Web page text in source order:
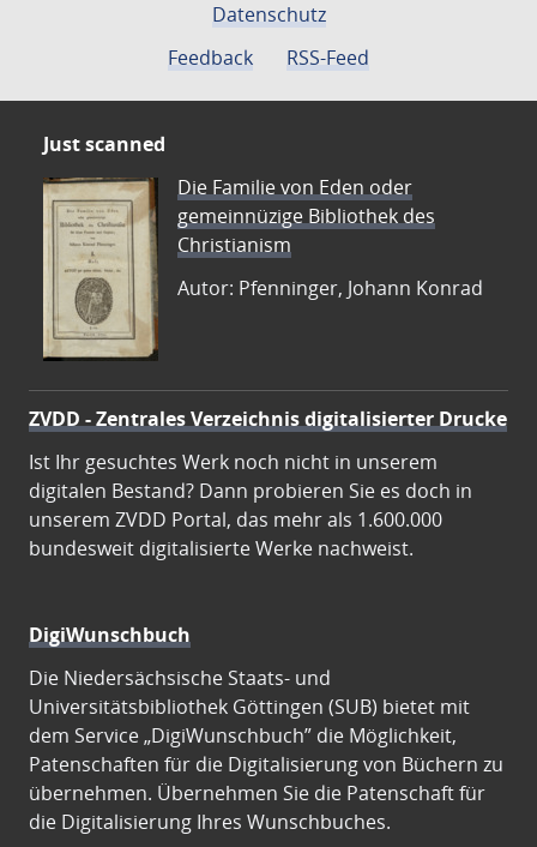
Datenschutz
Feedback
RSS-Feed
Just scanned
Die Familie von Eden oder
gemeinnüzige Bibliothek des
Christianism
Autor: Pfenninger, Johann Konrad
ZVDD - Zentrales Verzeichnis digitalisierter Drucke
Ist Ihr gesuchtes Werk noch nicht in unserem
digitalen Bestand? Dann probieren Sie es doch in
unserem ZVDD Portal, das mehr als 1.600.000
bundesweit digitalisierte Werke nachweist.
DigiWunschbuch
Die Niedersächsische Staats- und
Universitätsbibliothek Göttingen (SUB) bietet mit
dem Service „DigiWunschbuch” die Möglichkeit,
Patenschaften für die Digitalisierung von Büchern zu
übernehmen. Übernehmen Sie die Patenschaft für
die Digitalisierung Ihres Wunschbuches.